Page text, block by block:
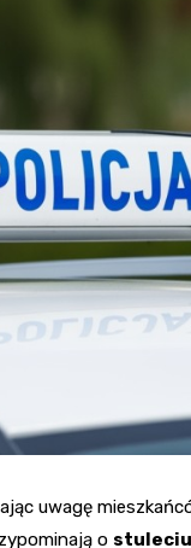
uwagę
o